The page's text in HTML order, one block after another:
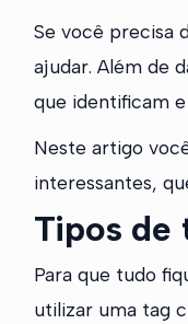
Se você precisa
ajudar. Além de
que identificam
Neste artigo
interessantes,
Tipos de
Para que tudo
utilizar uma tag